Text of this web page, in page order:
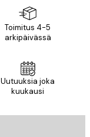
Toimitus 4-5
arkipäivässä
Uutuuksia joka
kuukausi